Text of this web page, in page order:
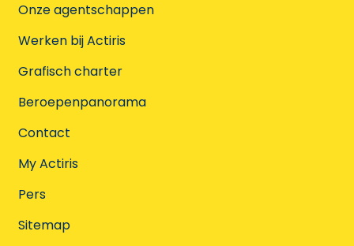
Onze agentschappen
Werken bij Actiris
Grafisch charter
Beroepenpanorama
Contact
My Actiris
Pers
Sitemap